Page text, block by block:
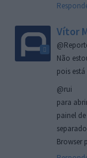
Vítor
Não
pois
@rui
para
painel
Browser